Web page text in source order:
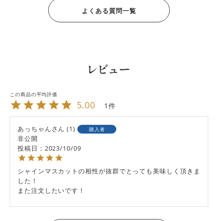
よくある質問一覧
レビュー
5.00 1
あっちゃん 1 購入者
非公開
投稿日
2023/10/09
シャインマスカットの相性が抜群でとっても美味しく頂きま
した！
また注文したいです！